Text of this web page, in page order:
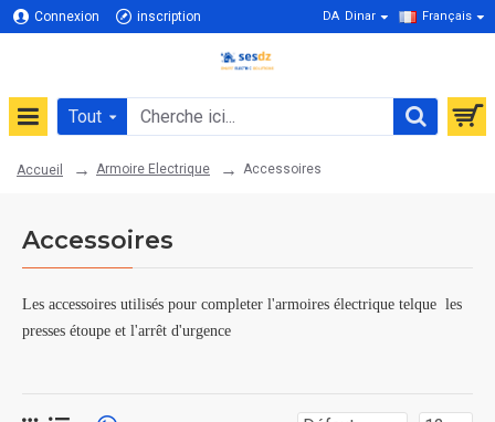
Connexion inscription DA Dinar Français
Tout
Accueil Armoire Electrique Accessoires
Accessoires
Les accessoires utilisés pour completer l'armoires électrique telque les
presses étoupe et l'arrêt d'urgence